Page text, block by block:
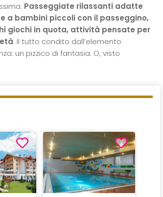
Passeggiate rilassanti adatte
a bambini piccoli con il passeggino,
giochi in quota, attività pensate per
. Il tutto condito dall’elemento
un pizzico di fantasia. O, visto